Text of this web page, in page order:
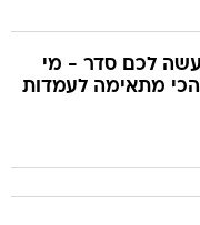
לכם סדר - מי
מתאימה לעמדות